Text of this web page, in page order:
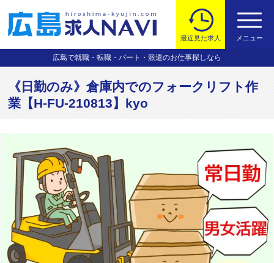
広島で就職・転職・パート・派遣のお仕事探しなら
最近見た求人 メニュー
《日勤のみ》倉庫内でのフォークリフト作
業【H-FU-210813】kyo